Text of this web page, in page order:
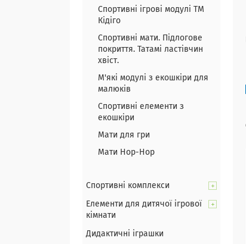
Спортивні ігрові модулі ТМ
Кідіго
Спортивні мати. Підлогове
покриття. Татамі ластівчин
хвіст.
М'які модулі з екошкіри для
малюків
Спортивні елементи з
екошкіри
Мати для гри
Мати Hop-Hop
Спортивні комплекси
Елементи для дитячої ігрової
кімнати
Дидактичні іграшки